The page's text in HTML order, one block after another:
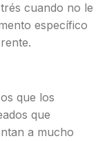
cuando no le
específico
que los
que
a mucho